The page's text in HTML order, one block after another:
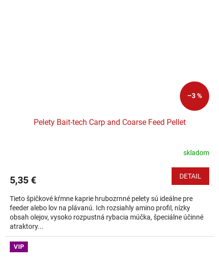
–3 %
Pelety Bait-tech Carp and Coarse Feed Pellet
skladom
5,35 € DETAIL
Tieto špičkové kŕmne kaprie hrubozrnné pelety sú ideálne pre
feeder alebo lov na plávanú. Ich rozsiahly amino profil, nízky
obsah olejov, vysoko rozpustná rybacia múčka, špeciálne účinné
atraktory...
VIP